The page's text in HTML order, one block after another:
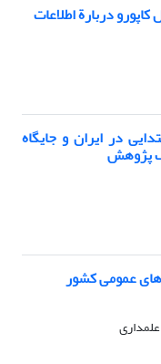
دربارة اطلاعات
در ایران و جایگاه
پژوهش
عمومی کشور